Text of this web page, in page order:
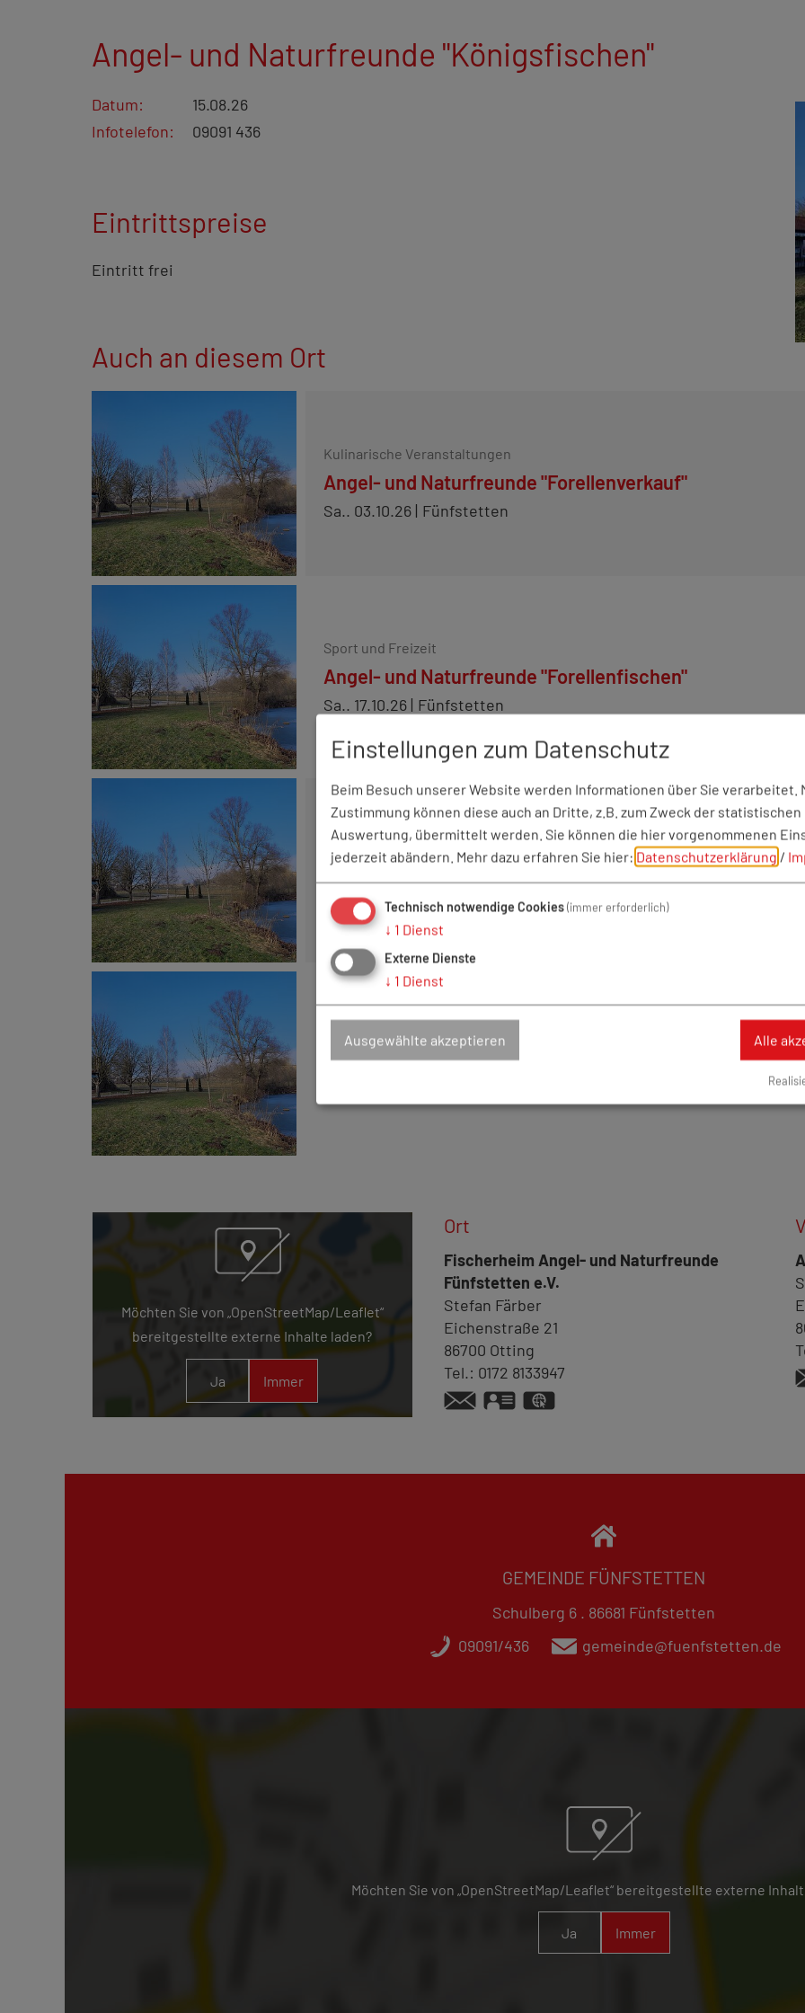
Angel- und Naturfreunde "Königsfischen"
Datum:
15.08.26
Infotelefon:
09091 436
Eintrittspreise
Eintritt frei
Auch an diesem Ort
Kulinarische Veranstaltungen
Angel- und Naturfreunde "Forellenverkauf"
Sa.. 03.10.26 Fünfstetten
Sport und Freizeit
Angel- und Naturfreunde "Forellenfischen"
Sa.. 17.10.26 Fünfstetten
Kirchweih
Angel- und Naturfreunde "Hauskirchweih"
Sa.. 21.11.26 Fünfstetten
Weihnachten/Silvester
Angel- und Naturfreunde: Weihnachtsfeier
Möchten Sie von „OpenStreetMap/Leaflet“
bereitgestellte externe Inhalte laden?
Ja Immer
Ort
Fischerheim Angel- und Naturfreunde
Fünfstetten e.V.
Stefan Färber
Eichenstraße 21
86700 Otting
Tel.: 0172 8133947
vCard
GEMEINDE FÜNFSTETTEN
Schulberg 6 . 86681 Fünfstetten
09091/436
gemeinde@fuenfstetten.de
Möchten Sie von „OpenStreetMap/Leaflet“ bereitgestellte externe
Ja Immer
Einstellungen zum Datenschutz
Beim Besuch unserer Website werden Informationen über Sie verarbeitet.
Zustimmung können diese auch an Dritte, z.B. zum Zweck der statistischen
Auswertung, übermittelt werden. Sie können die hier vorgenommenen
jederzeit abändern. Mehr dazu erfahren Sie hier: Datenschutzerklärung /
Technisch notwendige Cookies(immer erforderlich)
↓ 1 Dienst
Externe Dienste
↓ 1 Dienst
Ausgewählte akzeptieren Alle